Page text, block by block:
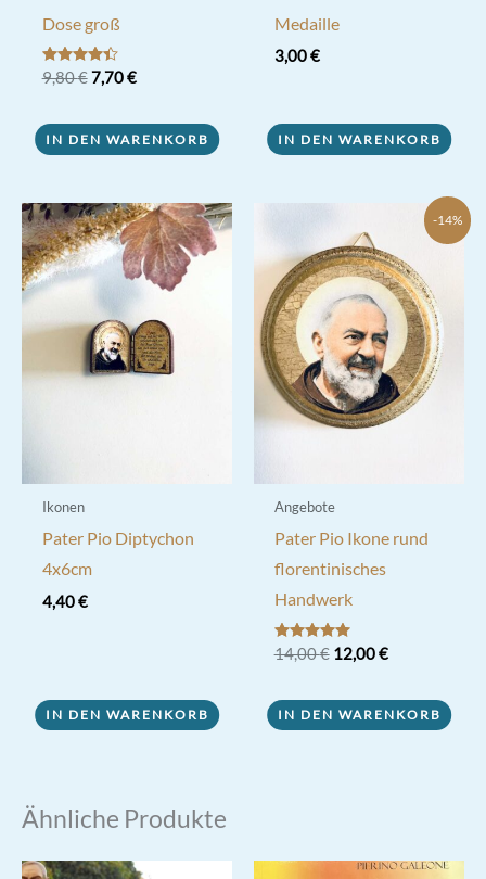
Dose groß
Bewertet
mit
9,80€ Ursprünglicher
9,80 €
7,70€Aktueller
7,70 €.
IN DEN WARENKORB
Medaille
3,00€
IN DEN WARENKORB
Ikonen
Pater Pio Diptychon
4x6cm
4,40€
IN DEN WARENKORB
-14%
Angebote
Pater Pio Ikone rund
florentinisches
Handwerk
Bewertet mit
5.00
14,00€ Ursprünglicher
14,00 €
12,00€Aktueller
12,00 €.
IN DEN WARENKORB
Ähnliche Produkte